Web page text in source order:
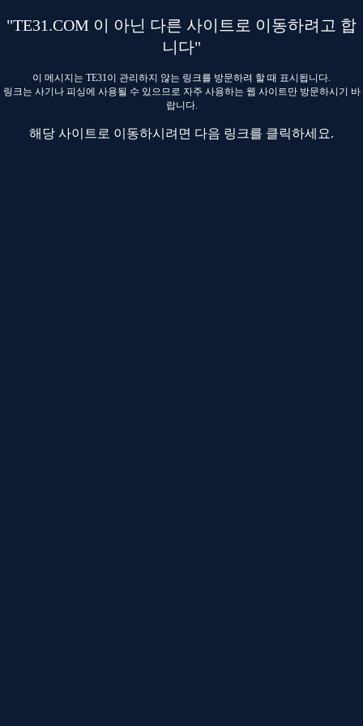
"TE31.COM 이 아닌 다른 사이트로 이동하려고 합
니다"
이 메시지는 TE31이 관리하지 않는 링크를 방문하려 할 때 표시됩니다.
링크는 사기나 피싱에 사용될 수 있으므로 자주 사용하는 웹 사이트만 방문하시기 바
랍니다.
해당 사이트로 이동하시려면 다음 링크를 클릭하세요.